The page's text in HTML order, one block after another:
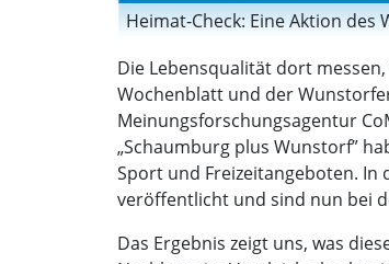
Heimat-Check: Eine Aktion
Die Lebensqualität dort
Wochenblatt und der
Meinungsforschungsagentur
„Schaumburg plus Wunstorf”
Sport und Freizeitangeboten. In
veröffentlicht und sind nun bei
Das Ergebnis zeigt uns, was